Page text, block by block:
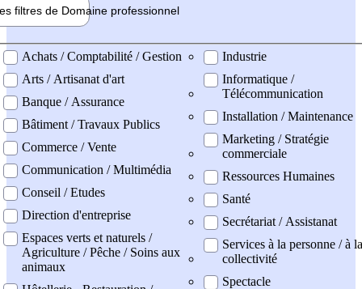
filtres de Domaine professionnel
professionel
Achats / Comptabilité / Gestion
Arts / Artisanat d'art
Banque / Assurance
Bâtiment / Travaux Publics
Commerce / Vente
Communication / Multimédia
Conseil / Etudes
Direction d'entreprise
Espaces verts et naturels /
Agriculture / Pêche / Soins aux
animaux
Industrie
Informatique /
Télécommunication
Installation / Maintenance
Marketing / Stratégie
commerciale
Ressources Humaines
Santé
Secrétariat / Assistanat
Services à la personne / à la
collectivité
Spectacle